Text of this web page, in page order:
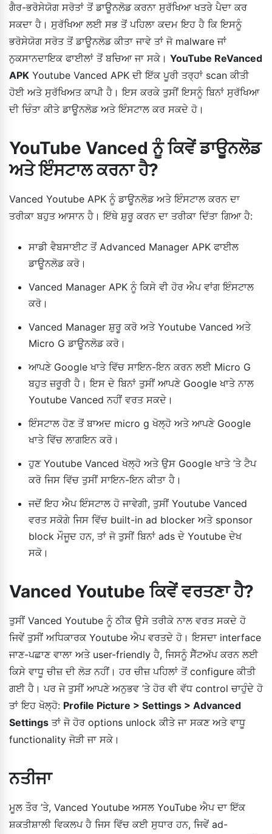
ਗੈਰ-ਭਰੋਸੇਯੋਗ ਸਰੋਤਾਂ ਤੋਂ ਡਾਊਨਲੋਡ ਕਰਨਾ ਸੁਰੱਖਿਆ ਖਤਰੇ ਪੈਦਾ ਕਰ
ਸਕਦਾ ਹੈ। ਸੁਰੱਖਿਆ ਲਈ ਸਭ ਤੋਂ ਪਹਿਲਾ ਕਦਮ ਇਹ ਹੈ ਕਿ ਇਸਨੂੰ
ਭਰੋਸੇਯੋਗ ਸਰੋਤ ਤੋਂ ਡਾਊਨਲੋਡ ਕੀਤਾ ਜਾਵੇ ਤਾਂ ਜੋ malware ਜਾਂ
ਨੁਕਸਾਨਦਾਇਕ ਫਾਈਲਾਂ ਤੋਂ ਬਚਿਆ ਜਾ ਸਕੇ। YouTube ReVanced
APK Youtube Vanced APK ਦੀ ਇੱਕ ਪੂਰੀ ਤਰ੍ਹਾਂ scan ਕੀਤੀ
ਹੋਈ ਅਤੇ ਸੁਰੱਖਿਅਤ ਕਾਪੀ ਹੈ। ਇਸ ਕਰਕੇ ਤੁਸੀਂ ਇਸਨੂੰ ਬਿਨਾਂ ਸੁਰੱਖਿਆ
ਦੀ ਚਿੰਤਾ ਕੀਤੇ ਡਾਊਨਲੋਡ ਅਤੇ ਇੰਸਟਾਲ ਕਰ ਸਕਦੇ ਹੋ।
YouTube Vanced ਨੂੰ ਕਿਵੇਂ ਡਾਊਨਲੋਡ
ਅਤੇ ਇੰਸਟਾਲ ਕਰਨਾ ਹੈ?
Vanced Youtube APK ਨੂੰ ਡਾਊਨਲੋਡ ਅਤੇ ਇੰਸਟਾਲ ਕਰਨ ਦਾ
ਤਰੀਕਾ ਬਹੁਤ ਆਸਾਨ ਹੈ। ਇੱਥੇ ਸ਼ੁਰੂ ਕਰਨ ਦਾ ਤਰੀਕਾ ਦਿੱਤਾ ਗਿਆ ਹੈ:
ਸਾਡੀ ਵੈਬਸਾਈਟ ਤੋਂ Advanced Manager APK ਫਾਈਲ
ਡਾਊਨਲੋਡ ਕਰੋ।
Vanced Manager APK ਨੂੰ ਕਿਸੇ ਵੀ ਹੋਰ ਐਪ ਵਾਂਗ ਇੰਸਟਾਲ
ਕਰੋ।
Vanced Manager ਸ਼ੁਰੂ ਕਰੋ ਅਤੇ Youtube Vanced ਅਤੇ
Micro G ਡਾਊਨਲੋਡ ਕਰੋ।
ਆਪਣੇ Google ਖਾਤੇ ਵਿੱਚ ਸਾਇਨ-ਇਨ ਕਰਨ ਲਈ Micro G
ਬਹੁਤ ਜ਼ਰੂਰੀ ਹੈ। ਇਸ ਦੇ ਬਿਨਾਂ ਤੁਸੀਂ ਆਪਣੇ Google ਖਾਤੇ ਨਾਲ
Youtube Vanced ਨਹੀਂ ਵਰਤ ਸਕਦੇ।
ਇੰਸਟਾਲ ਹੋਣ ਤੋਂ ਬਾਅਦ micro g ਖੋਲ੍ਹੋ ਅਤੇ ਆਪਣੇ Google
ਖਾਤੇ ਵਿੱਚ ਲਾਗਇਨ ਕਰੋ।
ਹੁਣ Youtube Vanced ਖੋਲ੍ਹੋ ਅਤੇ ਉਸ Google ਖਾਤੇ ’ਤੇ ਟੈਪ
ਕਰੋ ਜਿਸ ਵਿੱਚ ਤੁਸੀਂ ਸਾਇਨ-ਇਨ ਕੀਤਾ ਹੈ।
ਜਦੋਂ ਇਹ ਐਪ ਇੰਸਟਾਲ ਹੋ ਜਾਵੇਗੀ, ਤੁਸੀਂ Youtube Vanced
ਵਰਤ ਸਕੋਗੇ ਜਿਸ ਵਿੱਚ built-in ad blocker ਅਤੇ sponsor
block ਮੌਜੂਦ ਹਨ, ਤਾਂ ਜੋ ਤੁਸੀਂ ਬਿਨਾਂ ads ਦੇ Youtube ਦੇਖ
ਸਕੋ।
Vanced Youtube ਕਿਵੇਂ ਵਰਤਣਾ ਹੈ?
ਤੁਸੀਂ Vanced Youtube ਨੂੰ ਠੀਕ ਉਸੇ ਤਰੀਕੇ ਨਾਲ ਵਰਤ ਸਕਦੇ ਹੋ
ਜਿਵੇਂ ਤੁਸੀਂ ਅਧਿਕਾਰਕ Youtube ਐਪ ਵਰਤਦੇ ਹੋ। ਇਸਦਾ interface
ਜਾਣ-ਪਛਾਣ ਵਾਲਾ ਅਤੇ user-friendly ਹੈ, ਜਿਸਨੂੰ ਸੈੱਟਅੱਪ ਕਰਨ ਲਈ
ਕਿਸੇ ਵਾਧੂ ਚੀਜ਼ ਦੀ ਲੋੜ ਨਹੀਂ। ਹਰ ਚੀਜ਼ ਪਹਿਲਾਂ ਤੋਂ configure ਕੀਤੀ
ਗਈ ਹੈ। ਪਰ ਜੇ ਤੁਸੀਂ ਆਪਣੇ ਅਨੁਭਵ ’ਤੇ ਹੋਰ ਵੀ ਵੱਧ control ਚਾਹੁੰਦੇ ਹੋ
ਤਾਂ ਇਹ ਖੋਲ੍ਹੋ: Profile Picture > Settings > Advanced
Settings ਤਾਂ ਜੋ ਹੋਰ options unlock ਕੀਤੇ ਜਾ ਸਕਣ ਅਤੇ ਵਾਧੂ
functionality ਜੋੜੀ ਜਾ ਸਕੇ।
ਨਤੀਜਾ
ਮੂਲ ਤੌਰ ’ਤੇ, Vanced Youtube ਅਸਲ YouTube ਐਪ ਦਾ ਇੱਕ
ਸ਼ਕਤੀਸ਼ਾਲੀ ਵਿਕਲਪ ਹੈ ਜਿਸ ਵਿੱਚ ਕਈ ਸੁਧਾਰ ਹਨ, ਜਿਵੇਂ ad-